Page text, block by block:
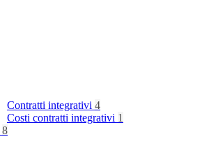
Contratti integrativi 4
Costi contratti integrativi 1
8